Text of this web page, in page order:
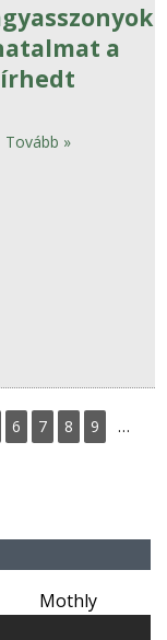
a
Tovább »
6 7 8 9
…
Mothly